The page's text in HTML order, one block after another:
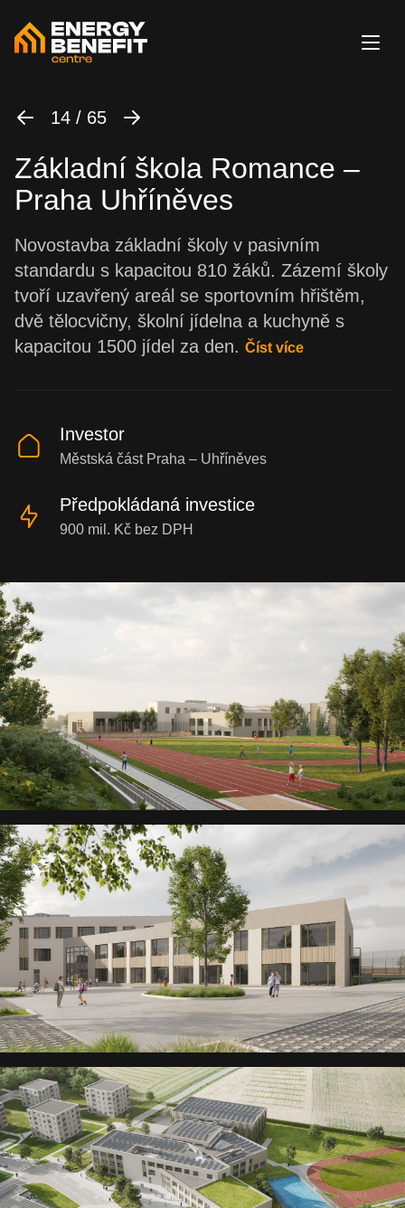
14 / 65
Základní škola Romance –
Praha Uhříněves
Novostavba základní školy v pasivním
standardu s kapacitou 810 žáků. Zázemí školy
tvoří uzavřený areál se sportovním hřištěm,
dvě tělocvičny, školní jídelna a kuchyně s
kapacitou 1500 jídel za den. Číst více
Investor
Městská část Praha – Uhříněves
Předpokládaná investice
900 mil. Kč bez DPH